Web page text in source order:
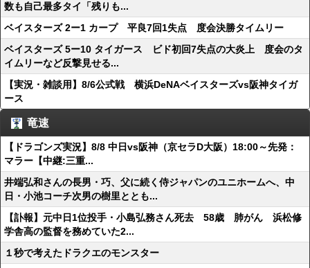
数も自己最多タイ「残りも...
ベイスターズ 2ー1 カープ 平良7回1失点 度会決勝タイムリー
ベイスターズ 5ー10 タイガース ビド初回7失点の大炎上 度会のタ
イムリーなど反撃見せる...
【実況・雑談用】8/6公式戦 横浜DeNAベイスターズvs阪神タイガ
ース
竜速
【ドラゴンズ実況】8/8 中日vs阪神（京セラD大阪）18:00～先発：
マラー【中継:三重...
井端弘和さんの長男・巧、父に続く侍ジャパンのユニホームへ、中
日・小池コーチ次男の樹里ととも...
【訃報】元中日1位投手・小島弘務さん死去 58歳 肺がん 浜松修
学舎高の監督を務めていた2...
１秒で考えたドラクエのモンスター